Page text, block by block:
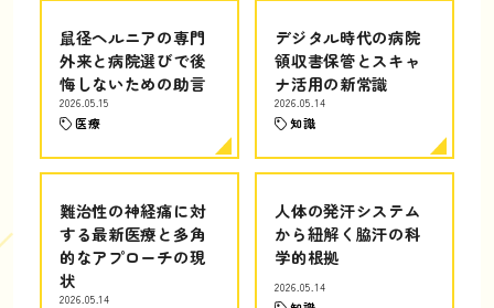
鼠径ヘルニアの専門
外来と病院選びで後
悔しないための助言
2026.05.15
医療
デジタル時代の病院
領収書保管とスキャ
ナ活用の新常識
2026.05.14
知識
難治性の神経痛に対
する最新医療と多角
的なアプローチの現
状
2026.05.14
人体の発汗システム
から紐解く脇汗の科
学的根拠
2026.05.14